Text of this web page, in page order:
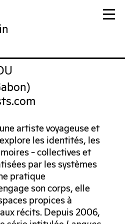
artiste voyageuse et
les identités, les
– collectives et
par les systèmes
pratique
son corps, elle
propices à
récits. Depuis 2006,